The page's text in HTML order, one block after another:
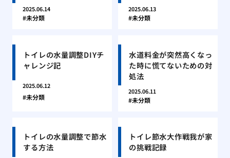
2025.06.14
未分類
2025.06.13
未分類
トイレの水量調整DIYチ
ャレンジ記
2025.06.12
未分類
水道料金が突然高くなっ
た時に慌てないための対
処法
2025.06.11
未分類
トイレの水量調整で節水
する方法
トイレ節水大作戦我が家
の挑戦記録